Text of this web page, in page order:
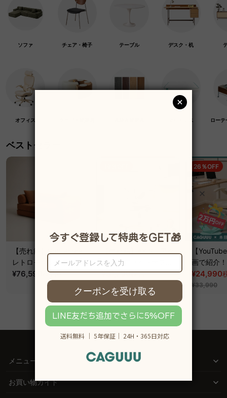
ソファ チェア・椅子 テーブル デスク・机
オフィス マットレス ロー
ベストセラー
【売れ筋】Soft Prime
レトロモダンソファベ
ッド｜20色以上から選
べるコーデュロイ
2WAY【色カスタマイ
¥76,590 税込~
シスコアライトオフィ
スチェア
¥31,790税込 ¥39,290
26％OFF
【
画で紹介
クシスエ
オフィス
¥24,990
¥33,990
メニュー
お買い物ガイド